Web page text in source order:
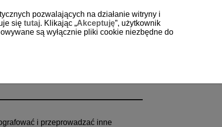
i przeprowadzać inne
pozwalających na działanie witryny i
się tutaj. Klikając „Akceptuję”, użytkownik
są wyłącznie pliki cookie niezbędne do